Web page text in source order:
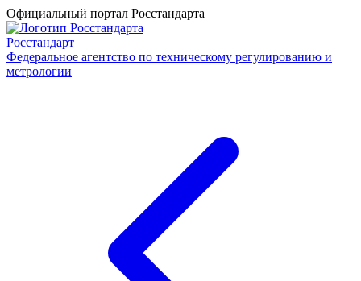
Официальный портал Росстандарта
Росстандарт
Федеральное агентство по техническому регулированию и
метрологии